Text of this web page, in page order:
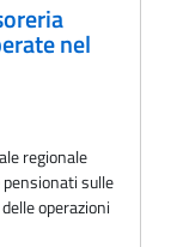
nel
regionale
sulle
operazioni